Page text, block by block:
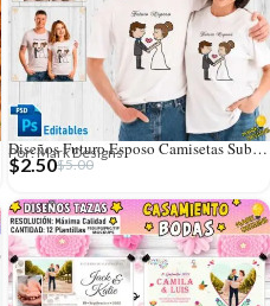
Diseños Futuro Esposo Camisetas Sublimables Editables
Por: Mark Designs
$5.00
$2.50